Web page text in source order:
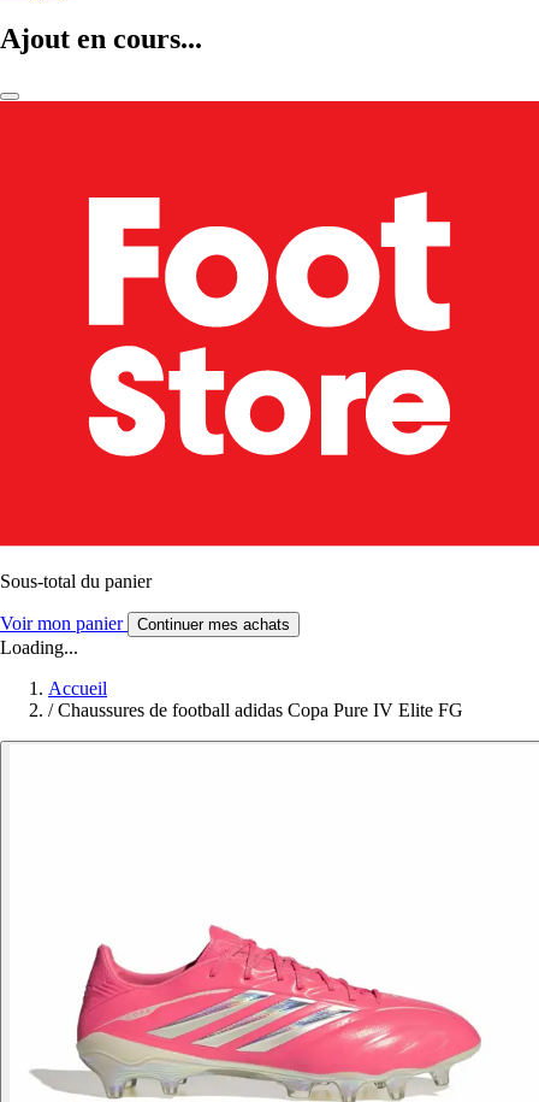
Ajout en cours...
Sous-total du panier
Voir mon panier Continuer mes achats
Loading...
Accueil
/ Chaussures de football adidas Copa Pure IV Elite FG